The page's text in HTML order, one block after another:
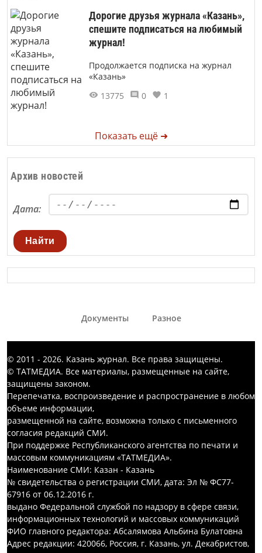
Дорогие друзья журнала «Казань»,
спешите подписаться на любимый
журнал!
Продолжается подписка на журнал
«Казань»
13775
0 1
Показать ещё ➜
Архив новостей
Дата:
Найти
Документы Разное
© 2011 - 2026. Казань журнал. Все права защищены.
© ТАТМЕДИА. Все материалы, размещенные на сайте,
защищены законом.
Перепечатка, воспроизведение и распространение в любом
объеме информации,
размещенной на сайте, возможна только с письменного
согласия редакций СМИ.
При поддержке Республиканского агентства по печати и
массовым коммуникациям «ТАТМЕДИА».
Наименование СМИ: Казан - Казань
№ свидетельства о регистрации СМИ, дата: Эл № ФС77-
67916 от 06.12.2016 г.
выдано Федеральной службой по надзору в сфере связи,
информационных технологий и массовых коммуникаций
ФИО главного редактора: Абсалямова Альбина Булатовна
Адрес редакции: 420066, Россия, г. Казань, ул. Декабристов,